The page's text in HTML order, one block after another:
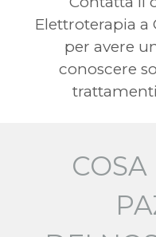
Elettroterapia a
per avere
conoscere